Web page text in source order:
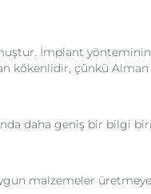
İmplant yönteminin
kökenlidir, çünkü
daha geniş bir bilgi
malzemeler